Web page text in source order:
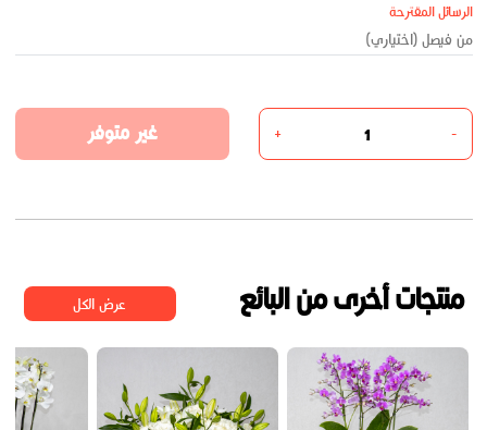
الرسائل المقترحة
-
+ غير متوفر
منتجات أخرى من البائع عرض الكل